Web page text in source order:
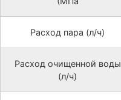
Расход пара (л/ч)
Расход очищенной воды
(л/ч)